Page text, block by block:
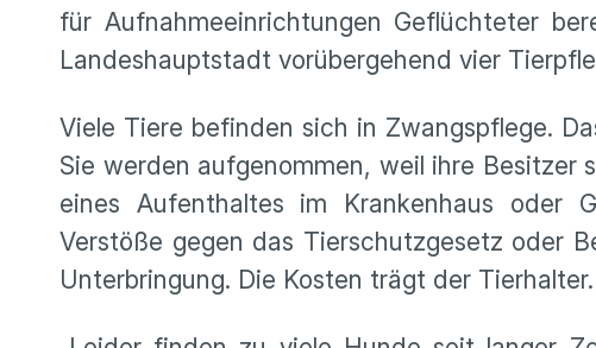
für Aufnahmeeinrichtungen Geflüchteter
Landeshauptstadt vorübergehend vier
Viele Tiere befinden sich in Zwangspflege.
Sie werden aufgenommen, weil ihre
eines Aufenthaltes im Krankenhaus oder
Verstöße gegen das Tierschutzgesetz oder
Unterbringung. Die Kosten trägt der Tierhalter.